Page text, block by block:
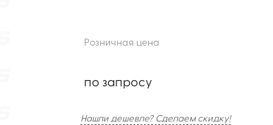
Розничная цена
по запросу
Нашли дешевле? Сделаем скидку!